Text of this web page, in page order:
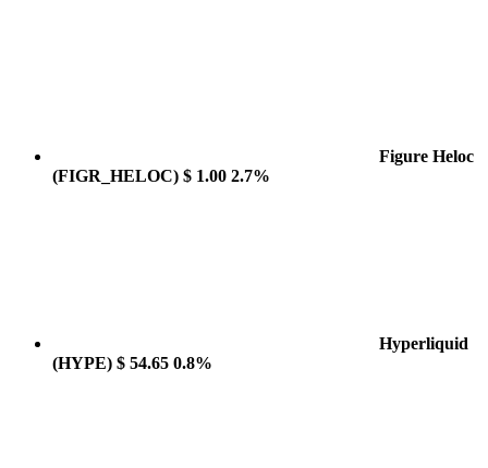
Figure Heloc
(FIGR_HELOC) $ 1.00 2.7%
Hyperliquid
(HYPE) $ 54.65 0.8%